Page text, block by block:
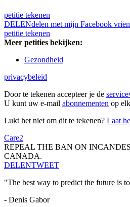
petitie tekenen
DELENdelen met mijn Facebook
petitie tekenen
Meer petities bekijken:
Gezondheid
privacybeleid
Door te tekenen accepteer je de
U kunt uw e-mail abonnementen op
Lukt het niet om dit te tekenen? Laat
Care2
REPEAL THE BAN ON
CANADA.
DELENTWEET
"The best way to predict the future is
- Denis Gabor